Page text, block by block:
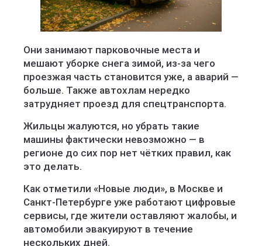
Они занимают парковочные места и
мешают уборке снега зимой, из-за чего
проезжая часть становится уже, а аварий —
больше. Также автохлам нередко
затрудняет проезд для спецтранспорта.
Жильцы жалуются, но убрать такие
машины фактически невозможно — в
регионе до сих пор нет чётких правил, как
это делать.
Как отметили «Новые люди», в Москве и
Санкт-Петербурге уже работают цифровые
сервисы, где жители оставляют жалобы, и
автомобили эвакуируют в течение
нескольких дней.